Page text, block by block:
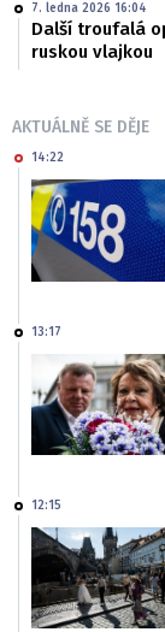
7. ledna 2026 16:04
Další troufalá
ruskou vlajkou
AKTUÁLNĚ SE DĚJE
14:22
13:17
12:15